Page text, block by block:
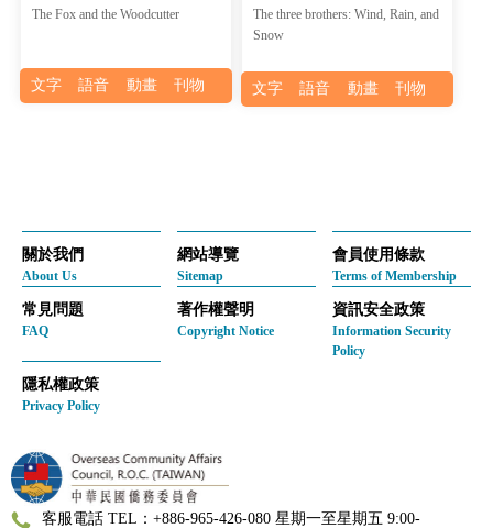
The Fox and the Woodcutter
文字 語音 動畫 刊物
The three brothers: Wind, Rain, and
Snow
文字 語音 動畫 刊物
關於我們
About Us
網站導覽
Sitemap
會員使用條款
Terms of Membership
常見問題
FAQ
著作權聲明
Copyright Notice
資訊安全政策
Information Security
Policy
隱私權政策
Privacy Policy
客服電話 TEL：+886-965-426-080 星期一至星期五 9:00-